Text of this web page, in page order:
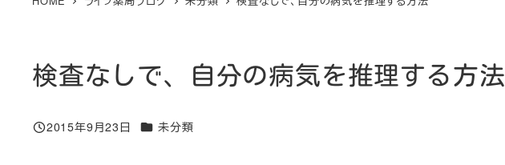
検査なしで、自分の病気を推理する方法
投稿日
2015年9月23日 カテゴリー
未分類